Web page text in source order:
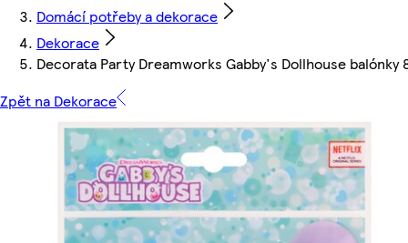
Domácí potřeby a dekorace
Dekorace
Decorata Party Dreamworks Gabby's Dollhouse balónky
Zpět na Dekorace